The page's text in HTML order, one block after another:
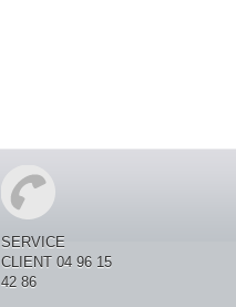
SERVICE
CLIENT 04 96 15
42 86